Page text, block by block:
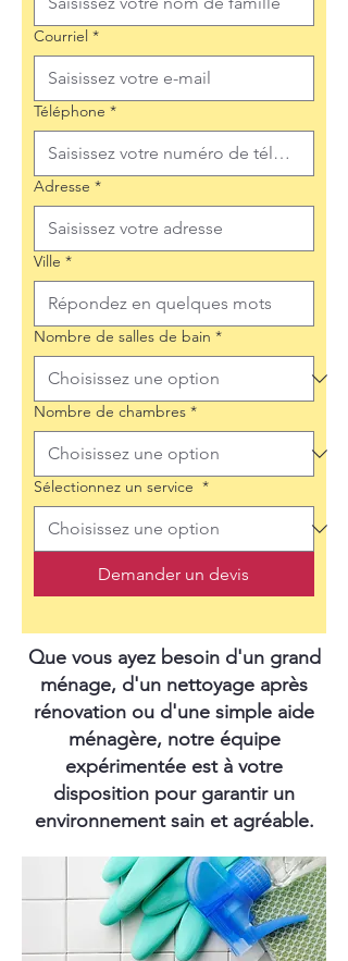
Courriel *
Téléphone *
Adresse *
Ville *
Nombre de salles de bain *
Nombre de chambres *
Sélectionnez un service *
Demander un devis
Que vous ayez besoin d'un grand
ménage, d'un nettoyage après
rénovation ou d'une simple aide
ménagère, notre équipe
expérimentée est à votre
disposition pour garantir un
environnement sain et agréable.